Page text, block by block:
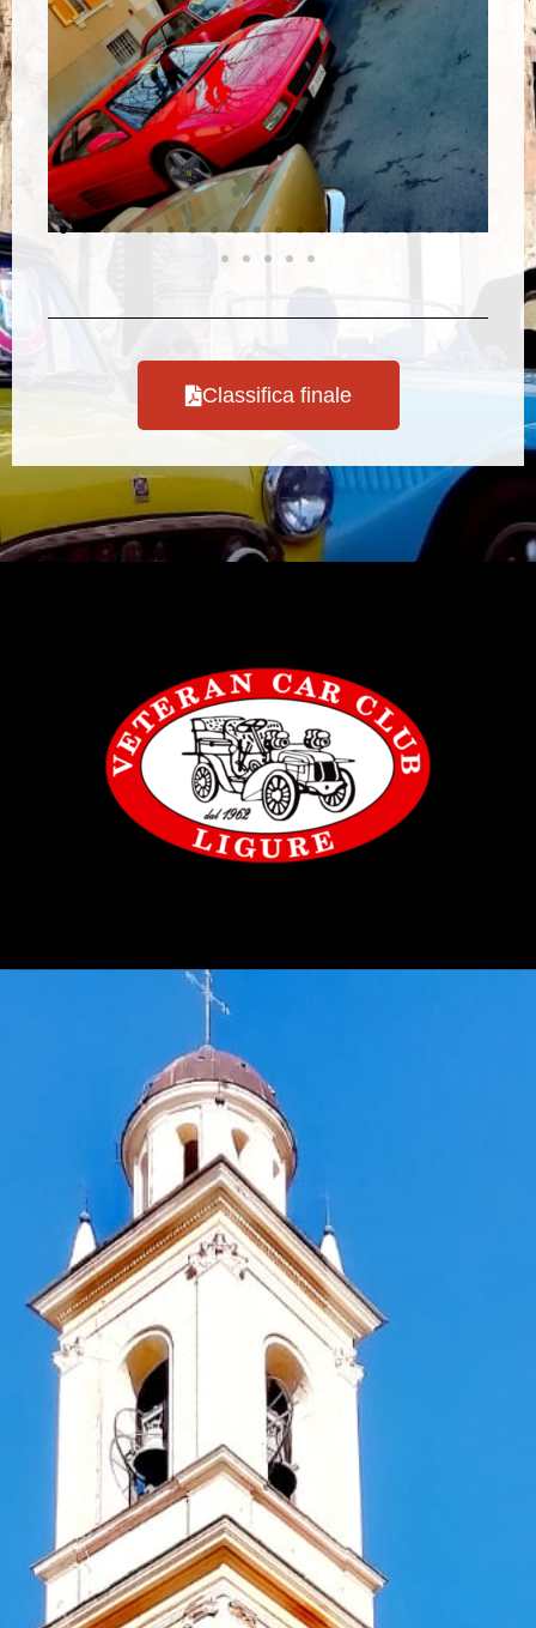
Classifica finale